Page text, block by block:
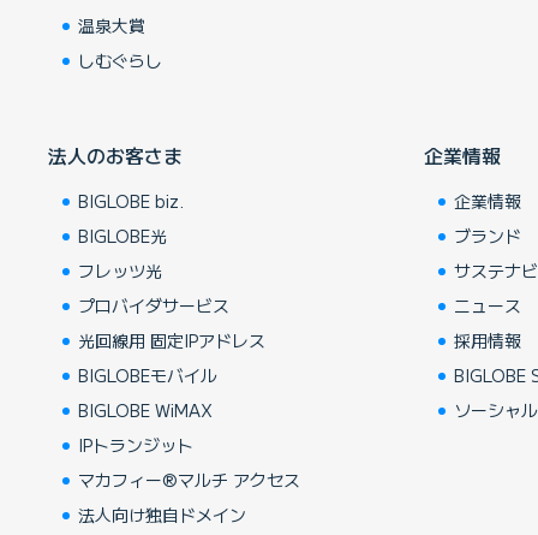
温泉大賞
しむぐらし
法人のお客さま
BIGLOBE biz.
BIGLOBE光
フレッツ光
プロバイダサービス
光回線用 固定IPアドレス
BIGLOBEモバイル
BIGLOBE WiMAX
IPトランジット
マカフィー®マルチ アクセス
法人向け独自ドメイン
企業情報
企業情報
ブランド
サステナ
ニュース
採用情報
BIGLOBE
ソーシャ